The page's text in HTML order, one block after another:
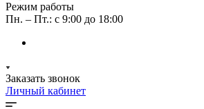
Режим работы
Пн. – Пт.: с 9:00 до 18:00
Заказать звонок
Личный кабинет